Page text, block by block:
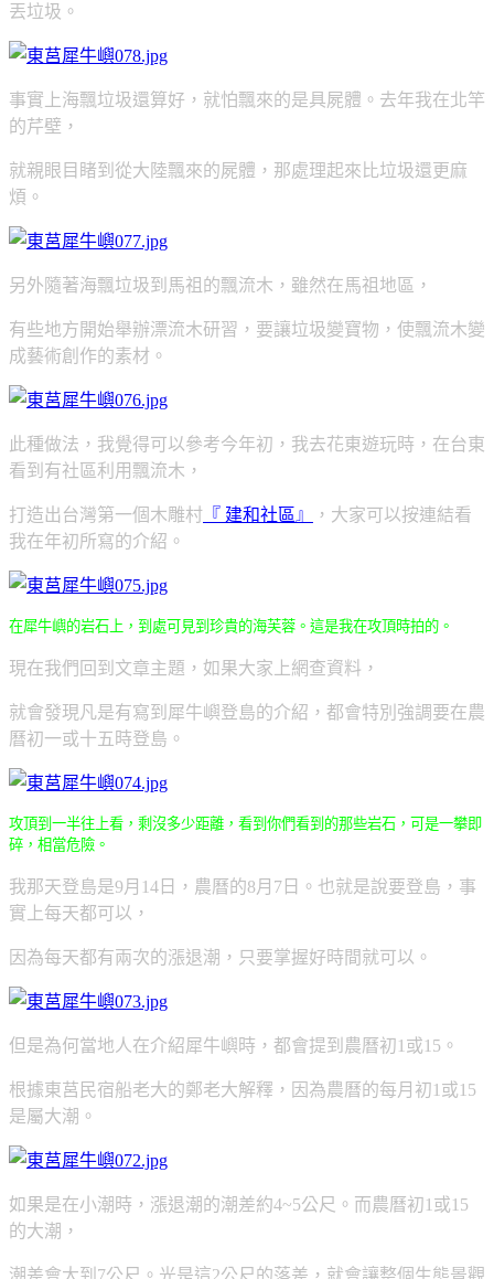
丟垃圾。
事實上海飄垃圾還算好，就怕飄來的是具屍體。去年我在北竿
的芹壁，
就親眼目睹到從大陸飄來的屍體，那處理起來比垃圾還更麻
煩。
另外隨著海飄垃圾到馬祖的飄流木，雖然在馬祖地區，
有些地方開始舉辦漂流木研習，要讓垃圾變寶物，使飄流木變
成藝術創作的素材。
此種做法，我覺得可以參考今年初，我去花東遊玩時，在台東
看到有社區利用飄流木，
打造出台灣第一個木雕村 『 建和社區』
，大家可以按連結看
我在年初所寫的介紹。
在犀牛嶼的岩石上，到處可見到珍貴的海芙蓉。這是我在攻頂時拍的。
現在我們回到文章主題，如果大家上網查資料，
就會發現凡是有寫到犀牛嶼登島的介紹， 都會特別強調要在農
曆初一或十五時登島。
攻頂到一半往上看，剩沒多少距離，看到你們看到的那些岩石，可是一攀即
碎，相當危險。
我那天登島是9月14日，農曆的8月7日。也就是說要登島，事
實上每天都可以，
因為每天都有兩次的漲退潮，只要掌握好時間就可以。
但是為何當地人在介紹犀牛嶼時，都會提到農曆初1或15。
根據東莒民宿船老大的鄭老大解釋，因為農曆的每月初1或15
是屬大潮。
如果是在小潮時，漲退潮的潮差約4~5公尺。而農曆初1或15
的大潮，
潮差會大到7公尺。光是這2公尺的落差，就會讓整個生態景觀